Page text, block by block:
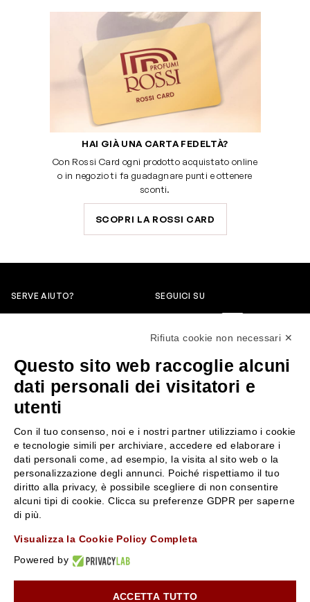
HAI GIÀ UNA CARTA FEDELTÀ?
Con Rossi Card ogni prodotto acquistato online
o in negozio ti fa guadagnare punti e ottenere
sconti.
SCOPRI LA ROSSI CARD
SERVE AIUTO?
servizioclienti@rossiprofumi.it
SEGUICI SU
SERVIZIO CLIENTI
Resi e rimborsi
Pagamenti
Spedizione
Condizioni generali di vendita
Privacy Policy
Chi siamo
Contattaci
Negozi
Attiva la Rossi Card
Lavora con noi
10% di Sconto sul primo ordine!*
Rifiuta cookie non necessari ✕
Questo sito web raccoglie alcuni
dati personali dei visitatori e
utenti
Con il tuo consenso, noi e i nostri partner utilizziamo i cookie
e tecnologie simili per archiviare, accedere ed elaborare i
dati personali come, ad esempio, la visita al sito web o la
personalizzazione degli annunci. Poiché rispettiamo il tuo
diritto alla privacy, è possibile scegliere di non consentire
alcuni tipi di cookie. Clicca su preferenze GDPR per saperne
di più.
Visualizza la Cookie Policy Completa
Powered by
ACCETTA TUTTO